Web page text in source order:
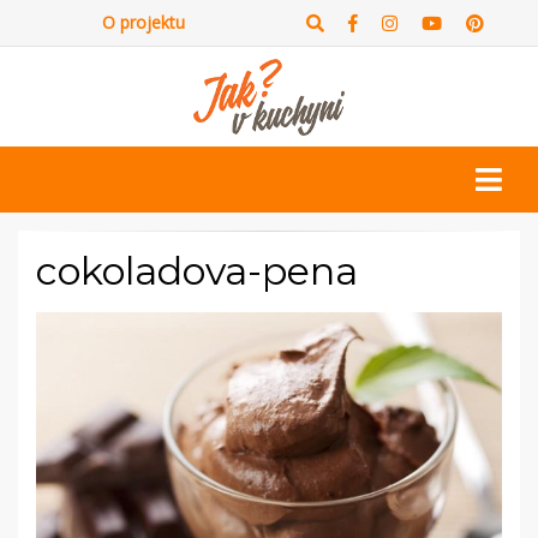
O projektu
cokoladova-pena